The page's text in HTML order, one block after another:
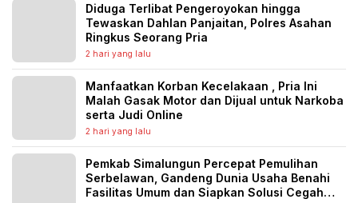
Diduga Terlibat Pengeroyokan hingga
Tewaskan Dahlan Panjaitan, Polres Asahan
Ringkus Seorang Pria
2 hari yang lalu
Manfaatkan Korban Kecelakaan , Pria Ini
Malah Gasak Motor dan Dijual untuk Narkoba
serta Judi Online
2 hari yang lalu
Pemkab Simalungun Percepat Pemulihan
Serbelawan, Gandeng Dunia Usaha Benahi
Fasilitas Umum dan Siapkan Solusi Cegah